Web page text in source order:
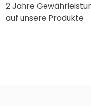
2 Jahre
auf unsere Produkte